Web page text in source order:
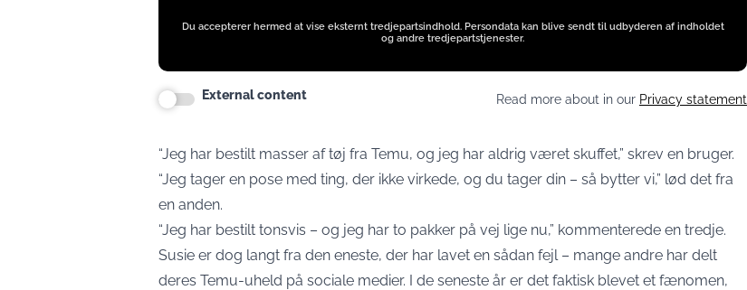
Du accepterer hermed at vise eksternt tredjepartsindhold. Persondata kan blive sendt til udbyderen af indholdet
og andre tredjepartstjenester.
External content Read more about in our Privacy statement
“Jeg har bestilt masser af tøj fra Temu, og jeg har aldrig været skuffet,” skrev en bruger.
“Jeg tager en pose med ting, der ikke virkede, og du tager din – så bytter vi,” lød det fra
en anden.
“Jeg har bestilt tonsvis – og jeg har to pakker på vej lige nu,” kommenterede en tredje.
Susie er dog langt fra den eneste, der har lavet en sådan fejl – mange andre har delt
deres Temu-uheld på sociale medier. I de seneste år er det faktisk blevet et fænomen,